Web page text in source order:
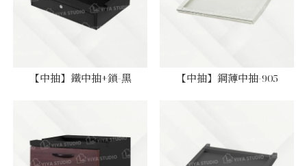
【中抽】鐵中抽+鎖-黑 【中抽】鋼薄中抽-905